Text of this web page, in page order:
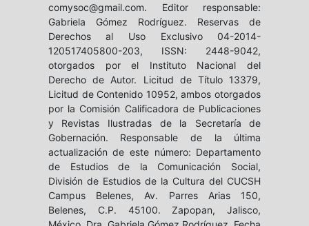
comysoc@gmail.com. Editor responsable:
Gabriela Gómez Rodríguez. Reservas de
Derechos al Uso Exclusivo 04-2014-
120517405800-203, ISSN: 2448-9042,
otorgados por el Instituto Nacional del
Derecho de Autor. Licitud de Título 13379,
Licitud de Contenido 10952, ambos otorgados
por la Comisión Calificadora de Publicaciones
y Revistas Ilustradas de la Secretaría de
Gobernación. Responsable de la última
actualización de este número: Departamento
de Estudios de la Comunicación Social,
División de Estudios de la Cultura del CUCSH
Campus Belenes, Av. Parres Arias 150,
Belenes, C.P. 45100. Zapopan, Jalisco,